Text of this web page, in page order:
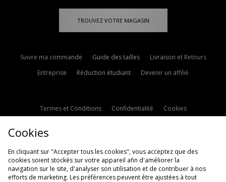
TROUVEZ VOTRE MAGASIN
Suivre ma commande Guide des tailles
Livraison et Retours
Entreprise
Réduction étudiant Devenir un affilié
Termes et Conditions Confidentialité
Cookies
Politique d'avis en ligne
Cookies
En cliquant sur "Accepter tous les cookies", vous acceptez que des
cookies soient stockés sur votre appareil afin d'améliorer la
navigation sur le site, d'analyser son utilisation et de contribuer à nos
efforts de marketing. Les préférences peuvent être ajustées à tout